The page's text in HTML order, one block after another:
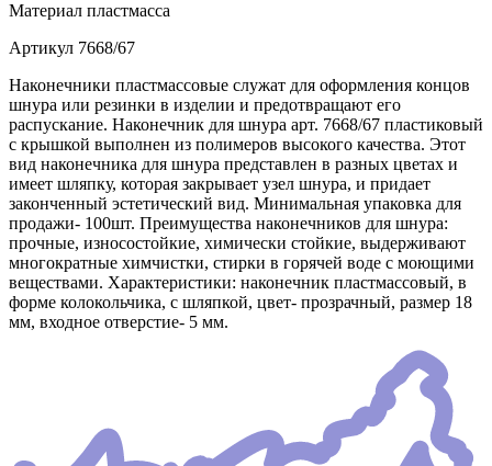
Материал пластмасса
Артикул 7668/67
Наконечники пластмассовые служат для оформления концов
шнура или резинки в изделии и предотвращают его
распускание. Наконечник для шнура арт. 7668/67 пластиковый
с крышкой выполнен из полимеров высокого качества. Этот
вид наконечника для шнура представлен в разных цветах и
имеет шляпку, которая закрывает узел шнура, и придает
законченный эстетический вид. Минимальная упаковка для
продажи- 100шт. Преимущества наконечников для шнура:
прочные, износостойкие, химически стойкие, выдерживают
многократные химчистки, стирки в горячей воде с моющими
веществами. Характеристики: наконечник пластмассовый, в
форме колокольчика, с шляпкой, цвет- прозрачный, размер 18
мм, входное отверстие- 5 мм.